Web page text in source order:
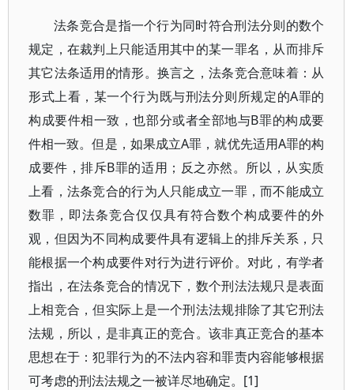
法条竞合是指一个行为同时符合刑法分则的数个
规定，在裁判上只能适用其中的某一罪名，从而排斥
其它法条适用的情形。换言之，法条竞合意味着：从
形式上看，某一个行为既与刑法分则所规定的A罪的
构成要件相一致，也部分或者全部地与B罪的构成要
件相一致。但是，如果成立A罪，就优先适用A罪的构
成要件，排斥B罪的适用；反之亦然。所以，从实质
上看，法条竞合的行为人只能成立一罪，而不能成立
数罪，即法条竞合仅仅具有符合数个构成要件的外
观，但因为不同构成要件具有逻辑上的排斥关系，只
能根据一个构成要件对行为进行评价。对此，有学者
指出，在法条竞合的情况下，数个刑法法规只是表面
上相竞合，但实际上是一个刑法法规排除了其它刑法
法规，所以，是非真正的竞合。该非真正竞合的基本
思想在于：犯罪行为的不法内容和罪责内容能够根据
可考虑的刑法法规之一被详尽地确定。[1]